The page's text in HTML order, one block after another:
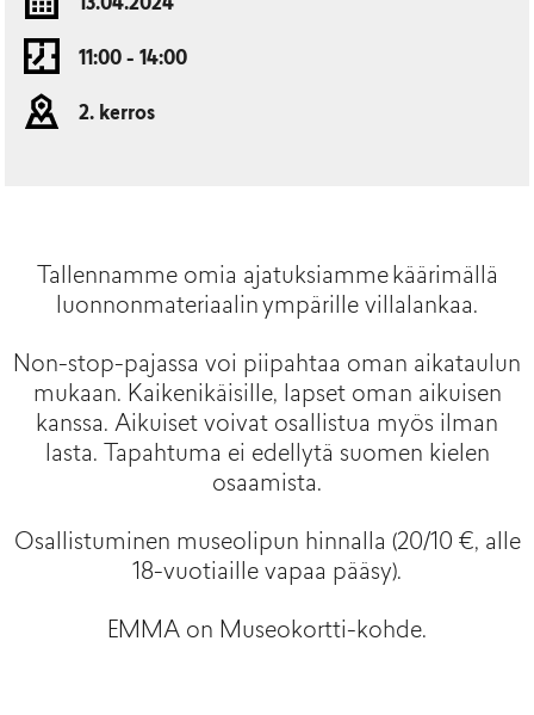
13.04.2024
11:00 - 14:00
2. kerros
Tallennamme omia ajatuksiamme käärimällä
luonnonmateriaalin ympärille villalankaa.
Non-stop-pajassa voi piipahtaa oman aikataulun
mukaan. Kaikenikäisille, lapset oman aikuisen
kanssa. Aikuiset voivat osallistua myös ilman
lasta. Tapahtuma ei edellytä suomen kielen
osaamista.
Osallistuminen museolipun hinnalla (20/10 €, alle
18-vuotiaille vapaa pääsy).
EMMA on Museokortti-kohde.